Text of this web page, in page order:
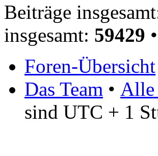
Beiträge
insgesamt: 59429
Foren-Übersicht
Das Team • Alle
sind UTC + 1